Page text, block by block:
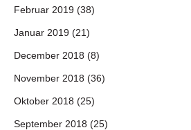
Februar 2019 (38)
Januar 2019 (21)
December 2018 (8)
November 2018 (36)
Oktober 2018 (25)
September 2018 (25)